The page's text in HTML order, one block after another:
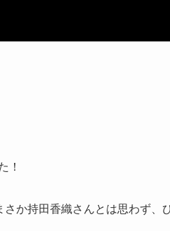
！
か持田香織さんとは思わず、